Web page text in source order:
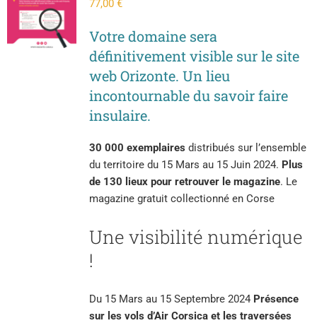
77,00 €
Votre domaine sera
définitivement visible sur le site
web Orizonte. Un lieu
incontournable du savoir faire
insulaire.
30 000 exemplaires distribués sur l’ensemble
du territoire du 15 Mars au 15 Juin 2024. Plus
de 130 lieux pour retrouver le magazine. Le
magazine gratuit collectionné en Corse
Une visibilité numérique
!
Du 15 Mars au 15 Septembre 2024 Présence
sur les vols d’Air Corsica et les traversées